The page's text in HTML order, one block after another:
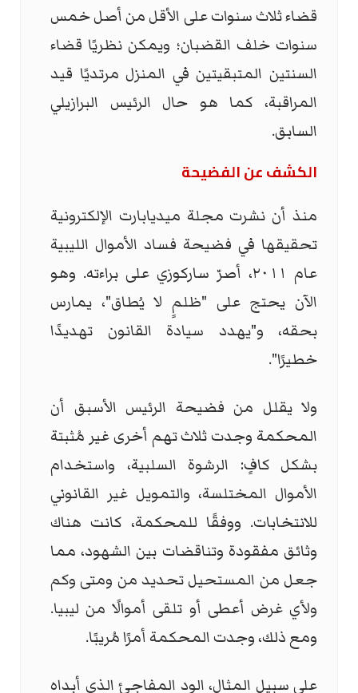
قضاء ثلاث سنوات على الأقل من أصل خمس
سنوات خلف القضبان؛ ويمكن نظريًا قضاء
السنتين المتبقيتين في المنزل مرتديًا قيد
المراقبة، كما هو حال الرئيس البرازيلي
السابق.
الكشف عن الفضيحة
منذ أن نشرت مجلة ميديابارت الإلكترونية
تحقيقها في فضيحة فساد الأموال الليبية
عام ٢٠١١، أصرّ ساركوزي على براءته. وهو
الآن يحتج على "ظلمٍ لا يُطاق"، يمارس
بحقه، و"يهدد سيادة القانون تهديدًا
خطيرًا".
ولا يقلل من فضيحة الرئيس الأسبق أن
المحكمة وجدت ثلاث تهم أخرى غير مُثبتة
بشكل كافٍ: الرشوة السلبية، واستخدام
الأموال المختلسة، والتمويل غير القانوني
للانتخابات. ووفقًا للمحكمة، كانت هناك
وثائق مفقودة وتناقضات بين الشهود، مما
جعل من المستحيل تحديد من ومتى وكم
ولأي غرض أعطى أو تلقى أموالًا من ليبيا.
ومع ذلك، وجدت المحكمة أمرًا مُريبًا.
على سبيل المثال، الود المفاجئ الذي أبداه